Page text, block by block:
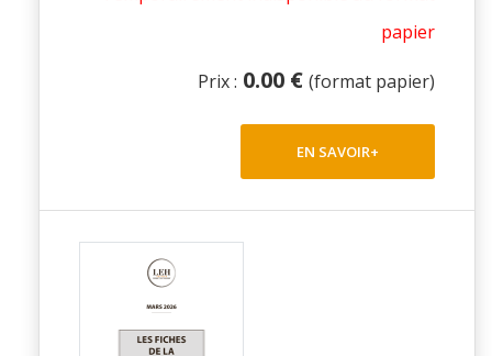
papier
Prix : 0.00 € (format papier)
EN SAVOIR+